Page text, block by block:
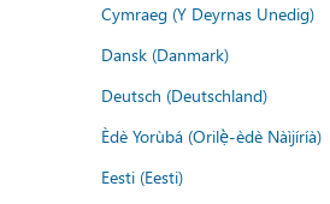
Cymraeg (Y Deyrnas Unedig)
Dansk (Danmark)
Deutsch (Deutschland)
Èdè Yorùbá (Orilẹ̀-èdè Nàìjíríà)
Eesti (Eesti)